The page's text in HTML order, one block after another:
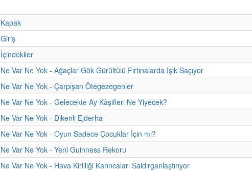
Kapak
Giriş
İçindekiler
Ne Var Ne Yok - Ağaçlar Gök Gürültülü Fırtınalarda Işık Saçıyor
Ne Var Ne Yok - Çarpışan Ötegezegenler
Ne Var Ne Yok - Gelecekte Ay Kâşifleri Ne Yiyecek?
Ne Var Ne Yok - Dikenli Ejderha
Ne Var Ne Yok - Oyun Sadece Çocuklar İçin mi?
Ne Var Ne Yok - Yeni Guinness Rekoru
Ne Var Ne Yok - Hava Kirliliği Karıncaları Saldırganlaştırıyor